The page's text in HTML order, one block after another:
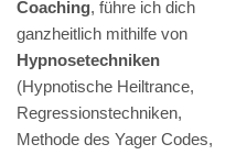
Coaching, führe ich dich
ganzheitlich mithilfe von
Hypnosetechniken
(Hypnotische Heiltrance,
Regressionstechniken,
Methode des Yager Codes,